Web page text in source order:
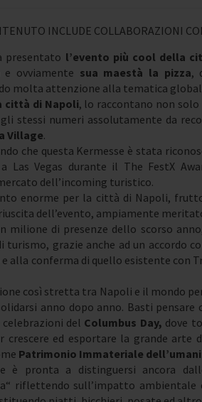
INCLUDE COLLABORAZIONI
presentato l’evento più cool della
e ovviamente sua maestà la pizza,
molta attenzione alla tematica
città di Napoli, lo raccontano non
stessi numeri assolutamente da
Village.
che questa Kermesse è stata
a Las Vegas durante il The FestX
dell’incoming turistico.
enorme per la città di Napoli,
dell’evento, ampiamente
milione di presenze dello scorso
turismo, grazie anche ad un accordo
alla conferma di quello esistente con
così stretta tra Napoli e il mondo
anno dopo anno. Basti
celebrazioni del Columbus Day, dove
crescere ed esportare la grande arte
Patrimonio Immateriale
è pronta a distinguersi ancora
riflettendo sull’impatto